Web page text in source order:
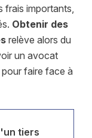
frais importants,
Obtenir des
relève alors du
un avocat
faire face à
tiers